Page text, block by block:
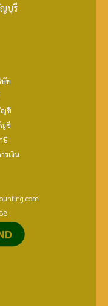
ญบุรี
ษัท
ญชี
ญชี
ษี
รเงิน